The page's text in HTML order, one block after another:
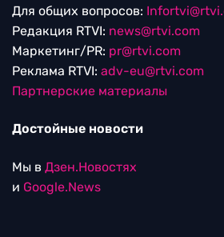
Для общих вопросов:
Редакция RTVI: news@rtvi.com
Маркетинг/PR: pr@rtvi.com
Реклама RTVI: adv-eu@rtvi.com
Партнерские материалы
Достойные новости
Мы в Дзен.Новостях
и Google.News